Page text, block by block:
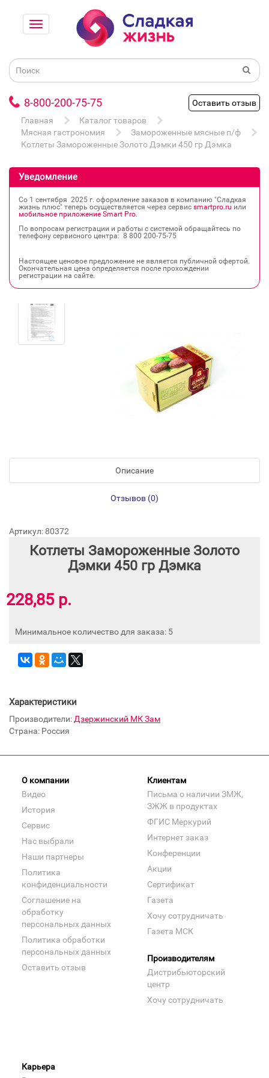
8-800-200-75-75
Оставить отзыв
Главная
Каталог товаров
Мясная гастрономия
Замороженные мясные п/ф
Котлеты Замороженные Золото Дэмки 450 гр Дэмка
Уведомление
Со 1 сентября 2025 г. оформление заказов в компанию "Сладкая
жизнь плюс" теперь осуществляется через сервис smartpro.ru или
мобильное приложение Smart Pro.
По вопросам регистрации и работы с системой обращайтесь по
телефону сервисного центра: 8 800 200‐75‐75
Настоящее ценовое предложение не является публичной офертой.
Окончательная цена определяется после прохождении
регистрации на сайте.
Описание
Отзывов (0)
Артикул: 80372
Котлеты Замороженные Золото
Дэмки 450 гр Дэмка
228,85 р.
Минимальное количество для заказа: 5
Характеристики
Производители: Дзержинский МК Зам
Страна: Россия
О компании
Видео
История
Сервис
Нас выбрали
Наши партнеры
Политика
конфиденциальности
Соглашение на
обработку
персональных данных
Политика обработки
персональных данных
Оставить отзыв
Клиентам
Письма о наличии ЗМЖ,
ЗЖЖ в продуктах
ФГИС Меркурий
Интернет заказ
Конференции
Акции
Сертификат
Газета
Хочу сотрудничать
Газета МСК
Производителям
Дистрибьюторский
центр
Хочу сотрудничать
Карьера